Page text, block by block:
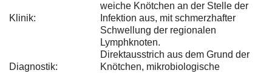
Klinik:
weiche Knötchen an der Stelle der
Infektion aus, mit schmerzhafter
Schwellung der regionalen
Lymphknoten.
Diagnostik:
Direktausstrich aus dem Grund der
Knötchen, mikrobiologische